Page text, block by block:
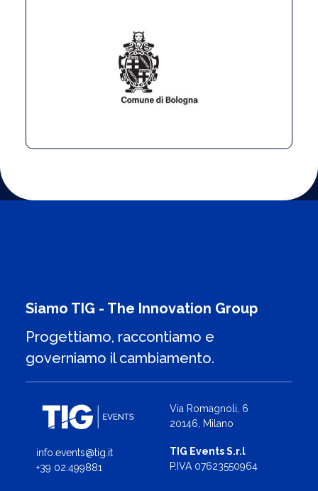
Siamo TIG - The Innovation Group
Progettiamo, raccontiamo e
governiamo il cambiamento.
info.events@tig.it
Via Romagnoli, 6
TIG Events S.r.l